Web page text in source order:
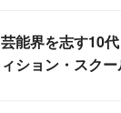
芸能界を志す10
ィション・スク